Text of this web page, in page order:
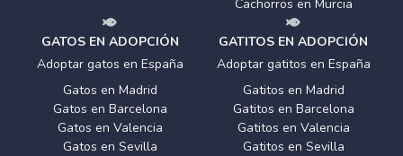
Cachorros en Murcia
GATOS EN ADOPCIÓN
Adoptar gatos en España
Gatos en Madrid
Gatos en Barcelona
Gatos en Valencia
Gatos en Sevilla
GATITOS EN ADOPCIÓN
Adoptar gatitos en España
Gatitos en Madrid
Gatitos en Barcelona
Gatitos en Valencia
Gatitos en Sevilla